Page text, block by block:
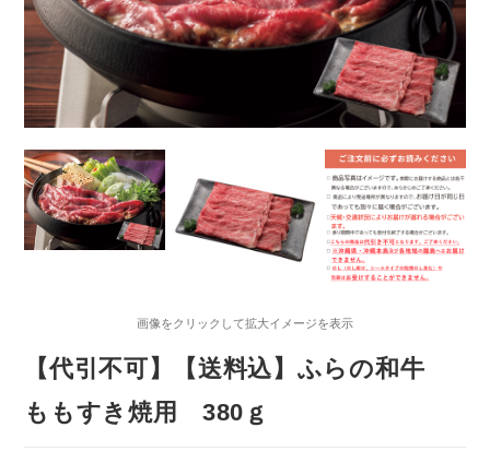
画像をクリックして拡大イメージを表示
【代引不可】【送料込】ふらの和牛
ももすき焼用 380ｇ